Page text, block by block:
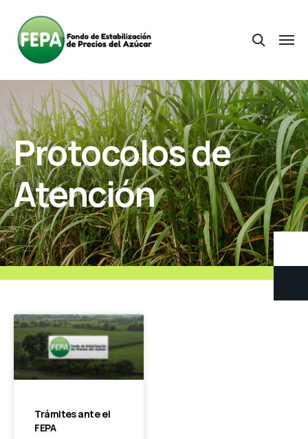
Protocolos de
Atención
Trámites ante el
FEPA